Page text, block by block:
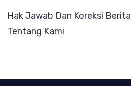
Hak Jawab Dan Koreksi Berita
Tentang Kami